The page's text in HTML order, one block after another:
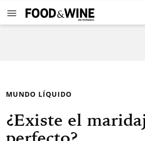
MUNDO LÍQUIDO
¿Existe el